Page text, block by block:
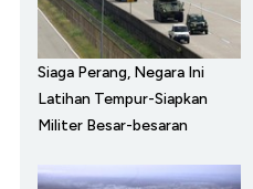
Siaga Perang, Negara Ini
Latihan Tempur-Siapkan
Militer Besar-besaran